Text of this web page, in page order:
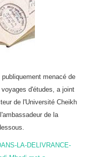
menacé de
d'études, a joint
de l'Université Cheikh
de la
LA-DELIVRANCE-